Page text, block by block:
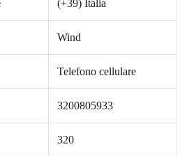
(+39) Italia
Wind
Telefono cellulare
3200805933
320